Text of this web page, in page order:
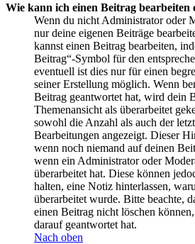
Wie kann ich einen Beitrag bearbeiten
Wenn du nicht Administrator oder
nur deine eigenen Beiträge
kannst einen Beitrag bearbeiten,
Beitrag“-Symbol für den
eventuell ist dies nur für einen
seiner Erstellung möglich. Wenn
Beitrag geantwortet hat, wird dein
Themenansicht als überarbeitet
sowohl die Anzahl als auch der
Bearbeitungen angezeigt. Dieser
wenn noch niemand auf deinen
wenn ein Administrator oder
überarbeitet hat. Diese können
halten, eine Notiz hinterlassen,
überarbeitet wurde. Bitte beachte,
einen Beitrag nicht löschen
darauf geantwortet hat.
Nach oben